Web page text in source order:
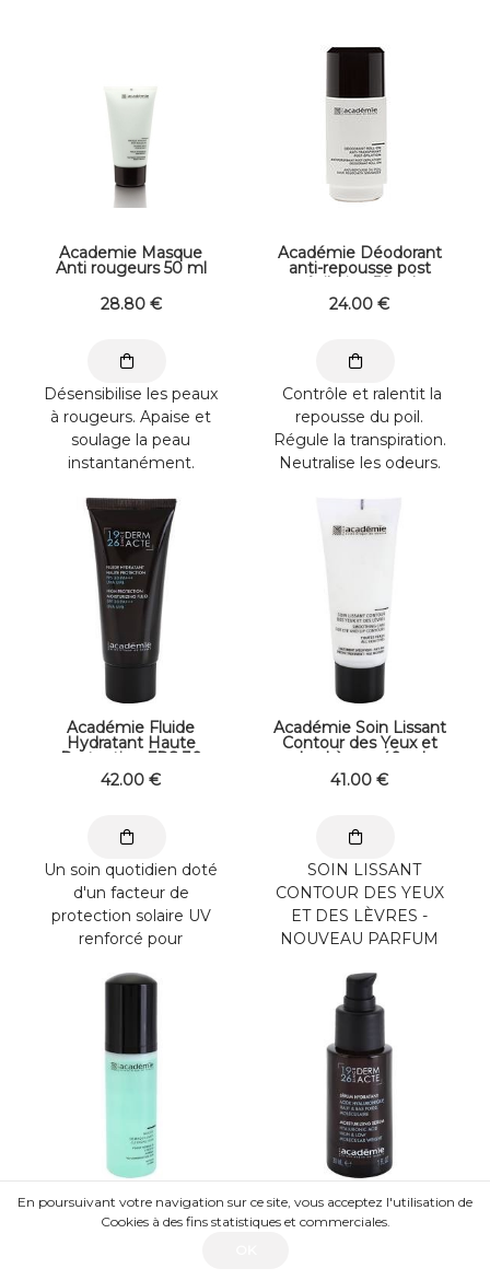
Concentrée en huiles
Academie Masque
Anti rougeurs 50 ml
28.80 €
Désensibilise les peaux
à rougeurs. Apaise et
soulage la peau
instantanément.
les ...
Académie Déodorant
anti-repousse post
épilation 50 ml
24.00 €
Contrôle et ralentit la
repousse du poil.
Régule la transpiration.
Neutralise les odeurs.
plus ...
Académie Fluide
Hydratant Haute
Protection FPS 30
PA+++ UVA 40 ml
42.00 €
Un soin quotidien doté
d'un facteur de
protection solaire UV
renforcé pour
rayons nocifs du ...
Académie Soin Lissant
Contour des Yeux et
des Lèvres 40 ml
41.00 €
SOIN LISSANT
CONTOUR DES YEUX
ET DES LÈVRES -
NOUVEAU PARFUM
Peaux - Anti-
RidesTraitement ...
Academie Mousse
Démaquillante 150 ml
Académie Sérum
Hydratant 30 ml
En poursuivant votre navigation sur ce site, vous acceptez l'utilisation de
Cookies à des fins statistiques et commerciales.